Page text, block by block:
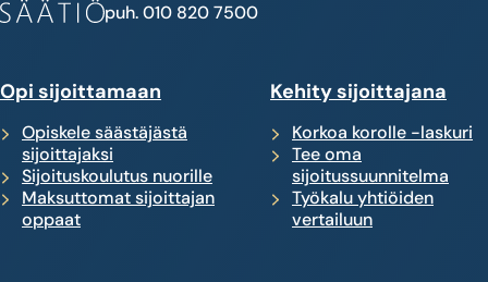
puh. 010 820 7500
Opi sijoittamaan
Opiskele säästäjästä
sijoittajaksi
Sijoituskoulutus nuorille
Maksuttomat sijoittajan
oppaat
Kehity sijoittajana
Korkoa korolle -laskuri
Tee oma
sijoitussuunnitelma
Työkalu yhtiöiden
vertailuun